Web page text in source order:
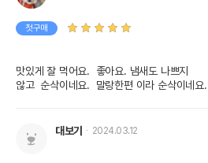
첫구매
맛있게 잘 먹어요.  좋아요. 냄새도 나쁘지
않고  순삭이네요.  말랑한편 이라 순삭이네요.
대보기 2024.03.12